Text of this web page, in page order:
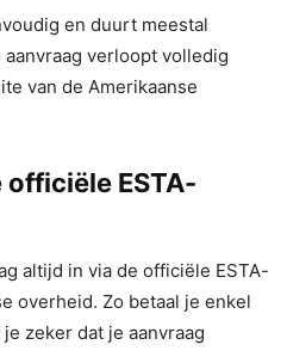
en duurt meestal
verloopt volledig
van de Amerikaanse
officiële ESTA-
altijd in via de officiële ESTA-
overheid. Zo betaal je enkel
zeker dat je aanvraag